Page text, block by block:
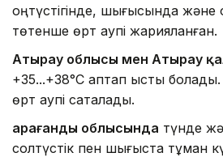
оңтүстігінде, шығысында және
төтенше өрт қаупі жарияланған.
Атырау облысы мен Атырау
+35...+38°C аптап ыстық
өрт қаупі сақталады.
Қарағанды облысында түнде
солтүстік пен шығыста тұман